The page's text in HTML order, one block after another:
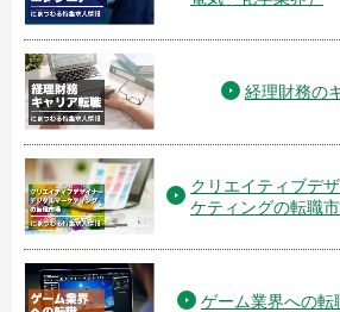
経理財務の
クリエイティブデ
ケティングの転職
ゲーム業界への転